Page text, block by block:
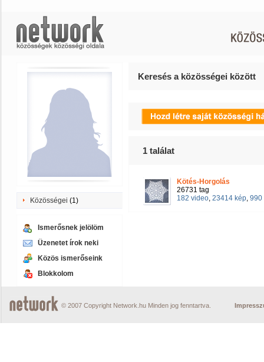
Közösségei (1)
Ismerősnek jelölöm
Üzenetet írok neki
Közös ismerőseink
Blokkolom
Keresés a közösségei között
1 találat
Kötés-Horgolás
26731 tag
182 video, 23414 kép, 990
© 2007 Copyright Network.hu Minden jog fenntartva.